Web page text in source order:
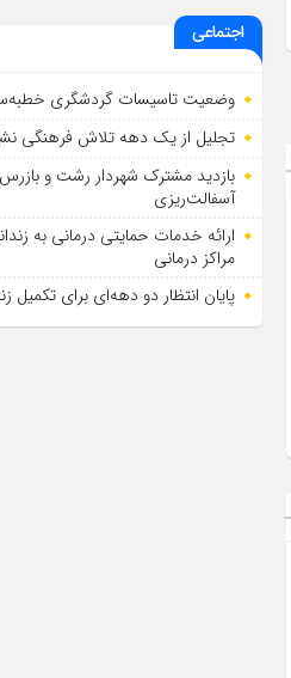
اجتماعی
وضعیت تاسیسات گردشگری
تجلیل از یک دهه تلاش فرهنگی
بازدید مشترک شهردار رشت و
آسفالت‌ریزی
ارائه خدمات حمایتی درمانی به
مراکز درمانی
پایان انتظار دو دهه‌ای برای تکمیل